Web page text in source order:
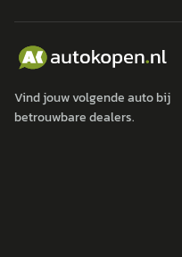
Vind jouw volgende auto bij
betrouwbare dealers.